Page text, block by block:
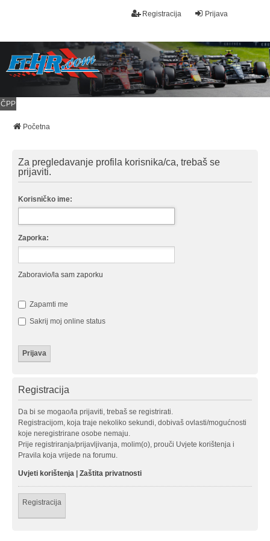
Prijava
Registracija
ČPP
Početna
Za pregledavanje profila korisnika/ca, trebaš se
prijaviti.
Korisničko ime:
Zaporka:
Zaboravio/la sam zaporku
Zapamti me
Sakrij moj online status
Registracija
Da bi se mogao/la prijaviti, trebaš se registrirati.
Registracijom, koja traje nekoliko sekundi, dobivaš ovlasti/mogućnosti
koje neregistrirane osobe nemaju.
Prije registriranja/prijavljivanja, molim(o), prouči Uvjete korištenja i
Pravila koja vrijede na forumu.
Uvjeti korištenja | Zaštita privatnosti
Registracija